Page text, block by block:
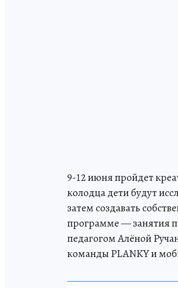
9-12 июня пройдет
колодца дети будут
затем создавать
программе — занятия
педагогом Алёной
команды PLANKY и